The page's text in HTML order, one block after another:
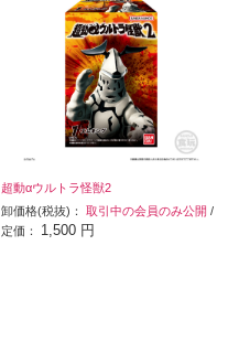
超動αウルトラ怪獣2
卸価格(税抜)：取引中の会員のみ公開 /
定価： 1,500 円